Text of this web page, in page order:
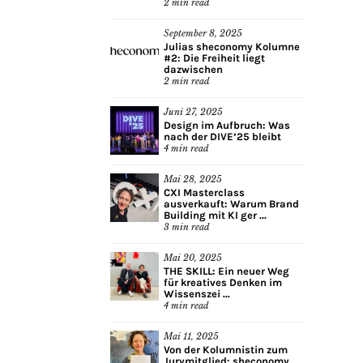
September 8, 2025
Julias sheconomy Kolumne
#2: Die Freiheit liegt
dazwischen
2 min read
Juni 27, 2025
Design im Aufbruch: Was
nach der DIVE’25 bleibt
4 min read
Mai 28, 2025
CXI Masterclass
ausverkauft: Warum Brand
Building mit KI ger ...
3 min read
Mai 20, 2025
THE SKILL: Ein neuer Weg
für kreatives Denken im
Wissenszei ...
4 min read
Mai 11, 2025
Von der Kolumnistin zum